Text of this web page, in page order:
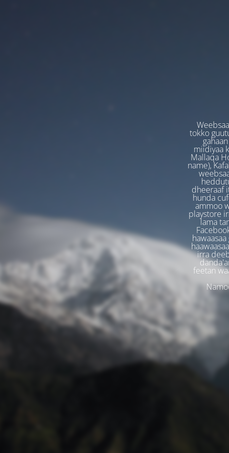
tokko
miidiyaa
Mallaqa
name),
dheeraaf
hunda
ammoo
playstore
lama
irra
feetan